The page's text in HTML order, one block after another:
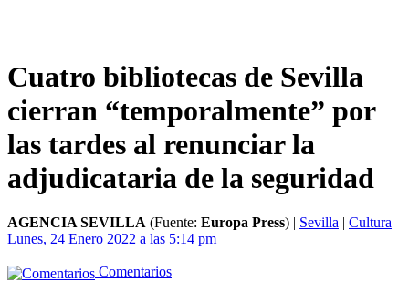
Cuatro bibliotecas de Sevilla
cierran “temporalmente” por
las tardes al renunciar la
adjudicataria de la seguridad
AGENCIA SEVILLA (Fuente: Europa Press) | Sevilla | Cultura
Lunes, 24 Enero 2022 a las 5:14 pm
Comentarios